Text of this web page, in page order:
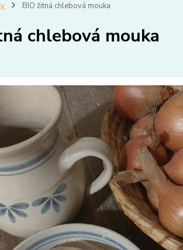
BIO žitná chlebová mouka
chlebová mouka